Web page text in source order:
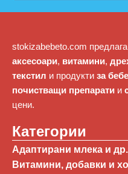
stokizabebeto.com предлага
аксесоари, витамини,
текстил и продукти за
почистващи препарати и
цени.
Категории
Адаптирани млека и др.
Витамини, добавки и